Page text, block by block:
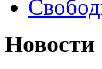
Новости